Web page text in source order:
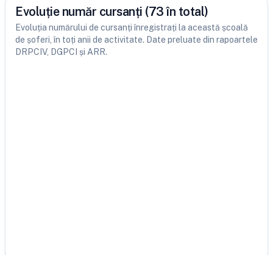
Evoluție număr cursanți (73 în total)
Evoluția numărului de cursanți înregistrați la această școală
de șoferi, în toți anii de activitate. Date preluate din rapoartele
DRPCIV, DGPCI și ARR.